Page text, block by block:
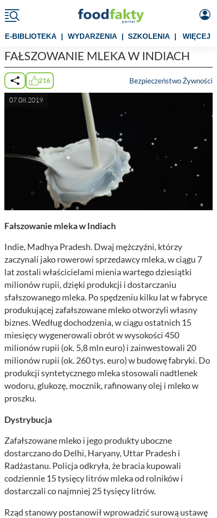
E-BIBLIOTEKA | WYDARZENIA | SZKOLENIA | WIĘCEJ
FAŁSZOWANIE MLEKA W INDIACH
216 Bezpieczeństwo Żywności
07.08.2019
Fałszowanie mleka w Indiach
Indie, Madhya Pradesh. Dwaj mężczyźni, którzy
zaczynali jako rowerowi sprzedawcy mleka, w ciągu 7
lat zostali właścicielami mienia wartego dziesiątki
milionów rupii, dzięki produkcji i dostarczaniu
sfałszowanego mleka. Po spędzeniu kilku lat w fabryce
produkującej zafałszowane mleko otworzyli własny
biznes. Według dochodzenia, w ciągu ostatnich 15
miesięcy wygenerowali obrót w wysokości 450
milionów rupii (ok. 5,8 mln euro) i zainwestowali 20
milionów rupii (ok. 260 tys. euro) w budowę fabryki. Do
produkcji syntetycznego mleka stosowali nadtlenek
wodoru, glukozę, mocznik, rafinowany olej i mleko w
proszku.
Dystrybucja
Zafałszowane mleko i jego produkty uboczne
dostarczano do Delhi, Haryany, Uttar Pradesh i
Radżastanu. Policja odkryła, że ​​bracia kupowali
codziennie 15 tysięcy litrów mleka od rolników i
dostarczali co najmniej 25 tysięcy litrów.
Rząd stanowy postanowił wprowadzić surową ustawę